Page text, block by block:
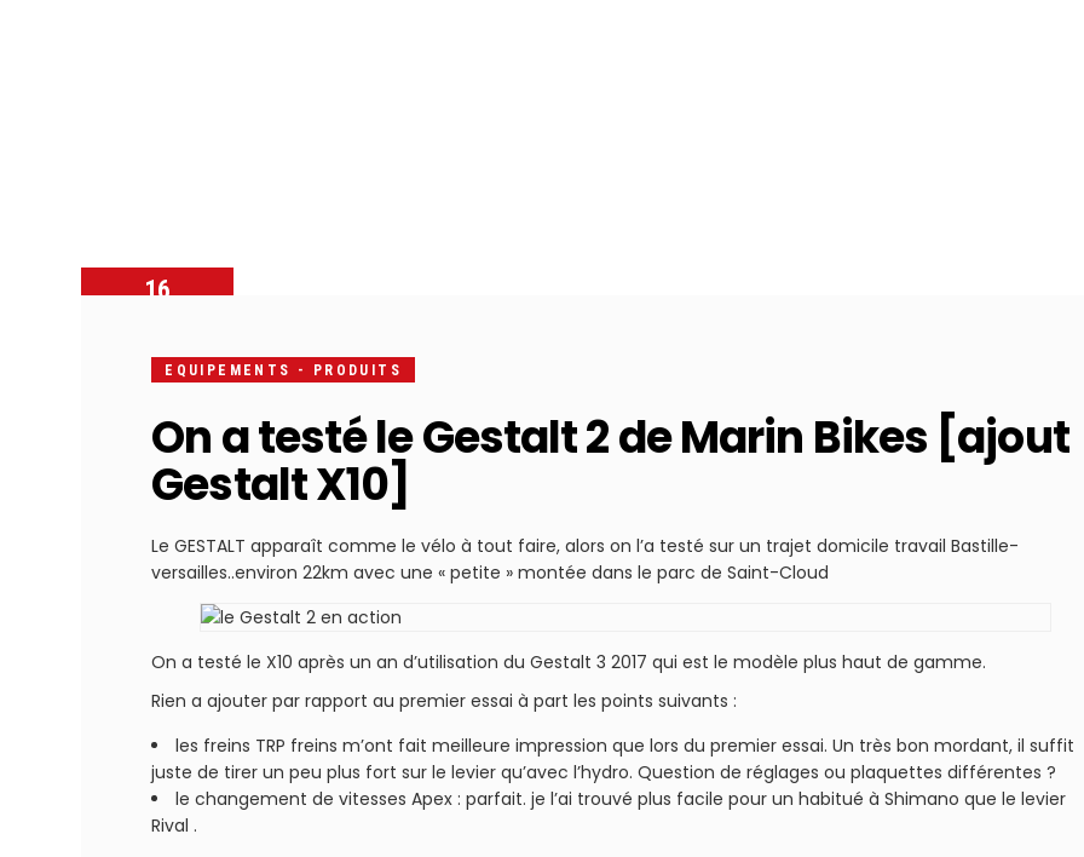
16
EQUIPEMENTS - PRODUITS
On a testé le Gestalt 2 de Marin Bikes [ajout
Gestalt X10]
Le GESTALT apparaît comme le vélo à tout faire, alors on l’a testé sur un trajet domicile travail Bastille-
versailles..environ 22km avec une « petite » montée dans le parc de Saint-Cloud
On a testé le X10 après un an d’utilisation du Gestalt 3 2017 qui est le modèle plus haut de gamme.
Rien a ajouter par rapport au premier essai à part les points suivants :
les freins TRP freins m’ont fait meilleure impression que lors du premier essai. Un très bon mordant, il suffit
juste de tirer un peu plus fort sur le levier qu’avec l’hydro. Question de réglages ou plaquettes différentes ?
le changement de vitesses Apex : parfait. je l’ai trouvé plus facile pour un habitué à Shimano que le levier
Rival .